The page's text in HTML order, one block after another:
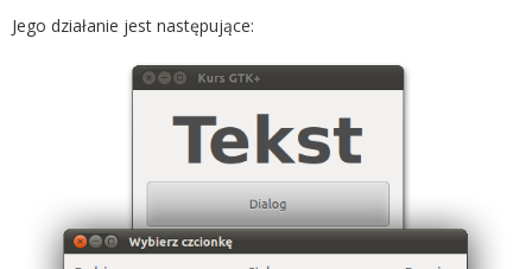
Jego działanie jest następujące: